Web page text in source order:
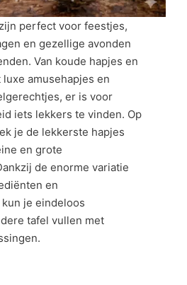
perfect voor feestjes,
en gezellige avonden
Van koude hapjes en
amusehapjes en
er is voor
iets lekkers te vinden. Op
je de lekkerste hapjes
en grote
de enorme variatie
en
je eindeloos
tafel vullen met